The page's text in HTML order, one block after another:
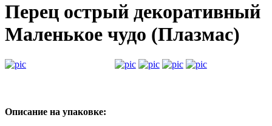
Перец острый декоративный
Маленькое чудо (Плазмас)
Описание на упаковке: